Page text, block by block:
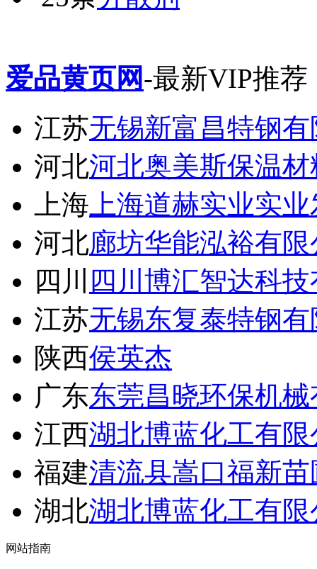
爱品黄页网-最新VIP推荐
江苏无锡新富昌特钢
河北河北奥美斯保温
上海 上海道赫实业实
河北廊坊华能泓裕有
四川 四川博汇智达科
江苏无锡东复泰特钢
陕西侯英杰
广东东莞昌晓环保机
江西湖北博蓝化工有
福建清流县嵩口福新苗
湖北湖北博蓝化工有限
网站指南